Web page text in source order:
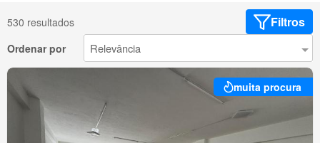
530 resultados Filtros
Ordenar por
muita procura